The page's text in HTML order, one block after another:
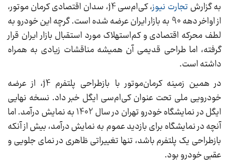
به گزارش تجارت نیوز
، کی‌ام‌سی j4، سدان اقتصادی کرمان موتور،
از اواخر دهه 90 به بازار ایران عرضه شده است. گرچه این خودرو به
لطف محرکه اقتصادی و کم‌استهلاک مورد استقبال بازار ایران قرار
گرفته، اما طراحی قدیمی آن همیشه مناقشات زیادی به همراه
داشته است.
در همین زمینه کرمان‌موتور با بازطراحی پلتفرم j4، از عرضه
خودرویی ملی تحت عنوان کی‌ام‌سی ایگل خبر داد. نسخه نهایی
ایگل در نمایشگاه خودرو تهران در سال 1402 به نمایش درآمد. اما
آنچه در نمایشگاه برای بازدید عموم به نمایش درآمد، بیش از آنکه
بازطراحی یک پلتفرم باشد، تنها تغییراتی ظاهری در نمای جلویی و
عقبی خودرو بود.